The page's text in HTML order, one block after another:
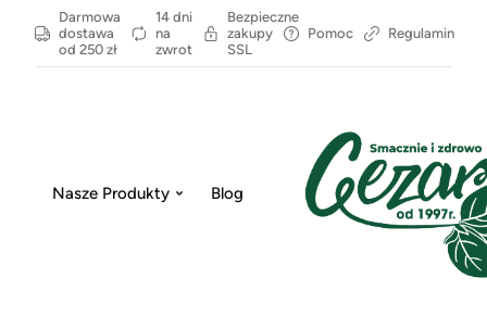
Darmowa
dostawa
od 250 zł
14 dni
na
zwrot
Bezpieczne
zakupy
SSL
Pomoc Regulamin
Nasze Produkty Blog